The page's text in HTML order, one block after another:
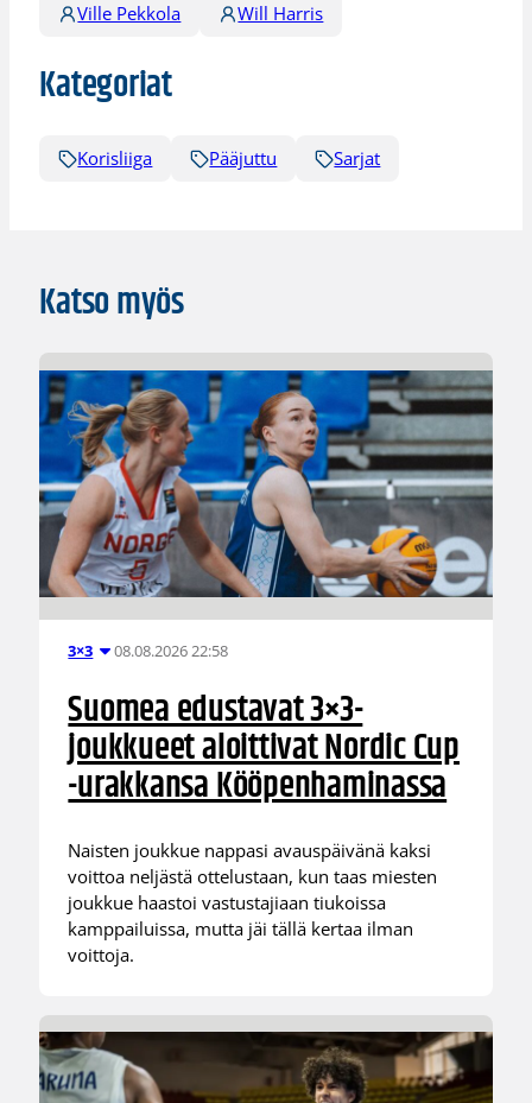
Ville Pekkola
Will Harris
Kategoriat
Korisliiga Pääjuttu Sarjat
Katso myös
3×3 08.08.2026 22:58
Suomea edustavat 3×3-
joukkueet aloittivat Nordic Cup
-urakkansa Kööpenhaminassa
Naisten joukkue nappasi avauspäivänä kaksi
voittoa neljästä ottelustaan, kun taas miesten
joukkue haastoi vastustajiaan tiukoissa
kamppailuissa, mutta jäi tällä kertaa ilman
voittoja.